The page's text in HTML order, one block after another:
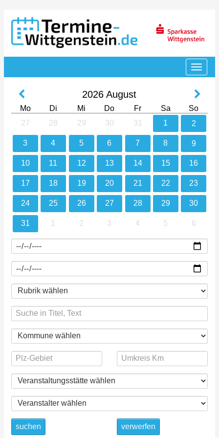
2026 August
Mo Di Mi Do Fr Sa
So
27
28 29 30 31 1 2
3 4 5 6 7 8 9
10 11 12 13 14 15 16
17 18 19 20 21 22 23
24 25 26 27 28 29 30
31 1 2 3 4 5 6
suchen verwerfen